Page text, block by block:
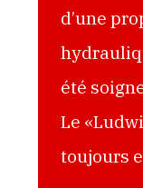
d’une
été
Le
toujours